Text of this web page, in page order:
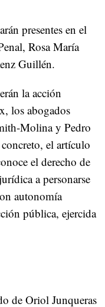
presentes en el
Rosa María
Guillén.
la acción
los abogados
Molina y Pedro
el artículo
el derecho de
a personarse
autonomía
pública, ejercida